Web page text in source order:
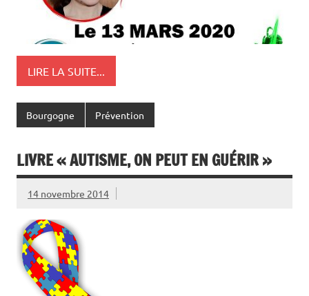
LIRE LA SUITE...
Bourgogne Prévention
LIVRE « AUTISME, ON PEUT EN GUÉRIR »
14 novembre 2014